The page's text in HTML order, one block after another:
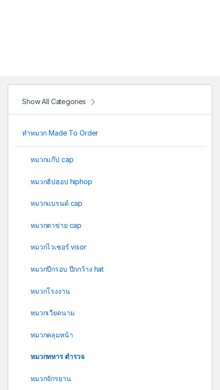
Show All Categories
ทำหมวก Made To Order
หมวกแก๊ป cap
หมวกฮิปฮอป hiphop
หมวกแบรนด์ cap
หมวกตาข่าย cap
หมวกไวเซอร์ visor
หมวกปีกรอบ ปีกกว้าง hat
หมวกโรงงาน
หมวกเวียดนาม
หมวกคลุมหน้า
หมวกทหาร ตำรวจ
หมวกจักรยาน